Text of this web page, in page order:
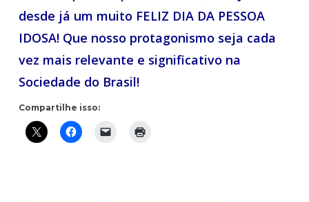
desde já um muito FELIZ DIA DA PESSOA
IDOSA! Que nosso protagonismo seja cada
vez mais relevante e significativo na
Sociedade do Brasil!
Compartilhe isso: